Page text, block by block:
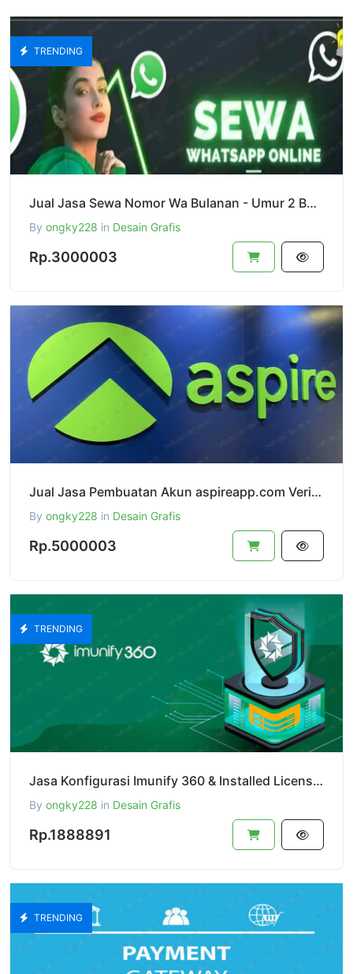
TRENDING
Jual Jasa Sewa Nomor Wa Bulanan - Umur 2 Bulan Sampai 2 tahun (Wa Business) Cocok Untuk Promo Massal
By ongky228 in Desain Grafis
Rp.3000003
Jual Jasa Pembuatan Akun aspireapp.com Verified Dan Siap Pakai,Terverifikasi Legaliti Company
By ongky228 in Desain Grafis
Rp.5000003
TRENDING
Jasa Konfigurasi Imunify 360 & Installed License Imunufy 360 (Masa Aktif License 1 Tahun)
By ongky228 in Desain Grafis
Rp.1888891
TRENDING